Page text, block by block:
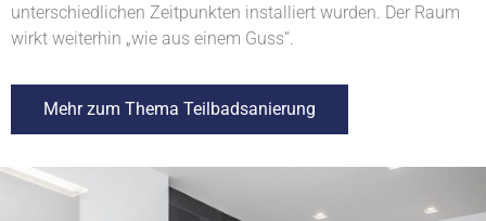
unterschiedlichen Zeitpunkten installiert wurden. Der Raum
wirkt weiterhin „wie aus einem Guss“.
Mehr zum Thema Teilbadsanierung